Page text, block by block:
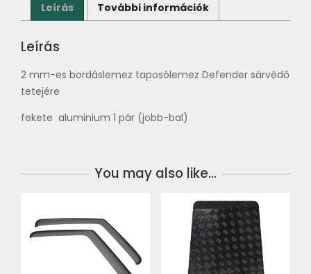
Leírás További információk
Leírás
2 mm-es bordáslemez taposólemez Defender sárvédő
tetejére
fekete aluminium 1 pár (jobb-bal)
You may also like…